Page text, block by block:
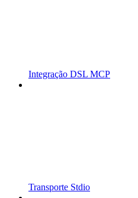
Integração DSL MCP
Transporte Stdio